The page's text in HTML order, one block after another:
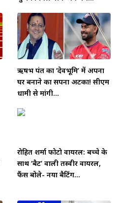
ऋषभ पंत का ‘देवभूमि’ में अपना
घर बनाने का सपना अटका! सीएम
धामी से मांगी...
रोहित शर्मा फोटो वायरल: बच्चे के
साथ ‘बैट’ वाली तस्वीर वायरल,
फैंस बोले- नया बैटिंग...